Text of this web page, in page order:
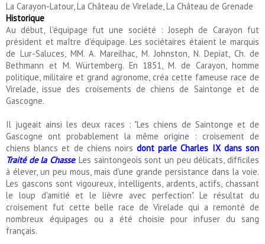
La Carayon-Latour, La Château de Virelade, La Château de Grenade
Historique
Au début, l'équipage fut une société : Joseph de Carayon fut
président et maître d'équipage. Les sociétaires étaient le marquis
de Lur-Saluces, MM. A. Mareilhac, M. Johnston, N. Depiat, Ch. de
Bethmann et M. Würtemberg. En 1851, M. de Carayon, homme
politique, militaire et grand agronome, créa cette fameuse race de
Virelade, issue des croisements de chiens de Saintonge et de
Gascogne.
Il jugeait ainsi les deux races : "Les chiens de Saintonge et de
Gascogne ont probablement la même origine : croisement de
chiens blancs et de chiens noirsdont parle Charles IX dans son
Traité de la Chasse. Les saintongeois sont un peu délicats, difficiles
à élever, un peu mous, mais d'une grande persistance dans la voie.
Les gascons sont vigoureux, intelligents, ardents, actifs, chassant
le loup d'amitié et le lièvre avec perfection". Le résultat du
croisement fut cette belle race de Virelade qui a remonté de
nombreux équipages ou a été choisie pour infuser du sang
français.